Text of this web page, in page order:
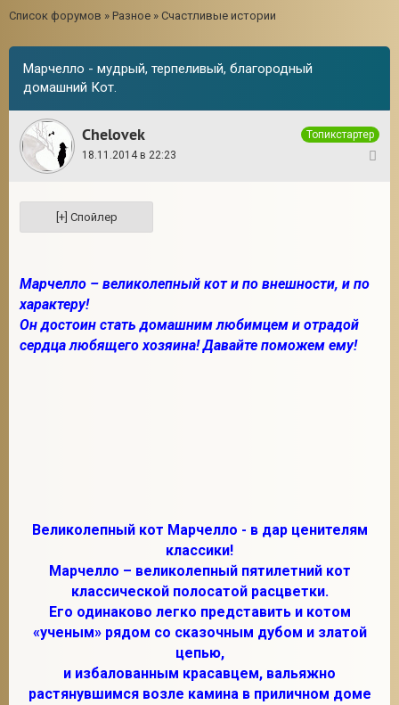
Список форумов » Разное » Счастливые истории
Марчелло - мудрый, терпеливый, благородный
домашний Кот.
Chelovek
Топикстартер
18.11.2014 в 22:23
Марчелло – великолепный кот и по внешности, и по
характеру!
Он достоин стать домашним любимцем и отрадой
сердца любящего хозяина! Давайте поможем ему!
Великолепный кот Марчелло - в дар ценителям
классики!
Марчелло – великолепный пятилетний кот
классической полосатой расцветки.
Его одинаково легко представить и котом
«ученым» рядом со сказочным дубом и златой
цепью,
и избалованным красавцем, вальяжно
растянувшимся возле камина в приличном доме